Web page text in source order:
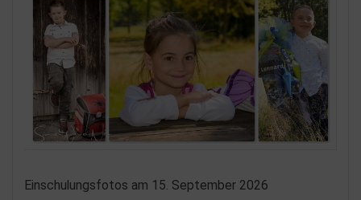
Einschulungsfotos am 15. September 2026